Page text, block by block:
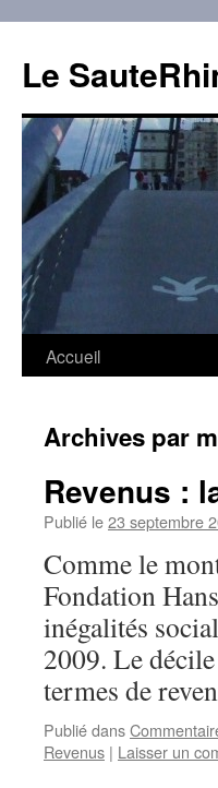
contenu
Le
Accueil
Archives par
Revenus :
Publié le23 septembre
Comme le
Fondation
inégalités
2009. Le
termes de
Publié dans
Revenus | Laisser un